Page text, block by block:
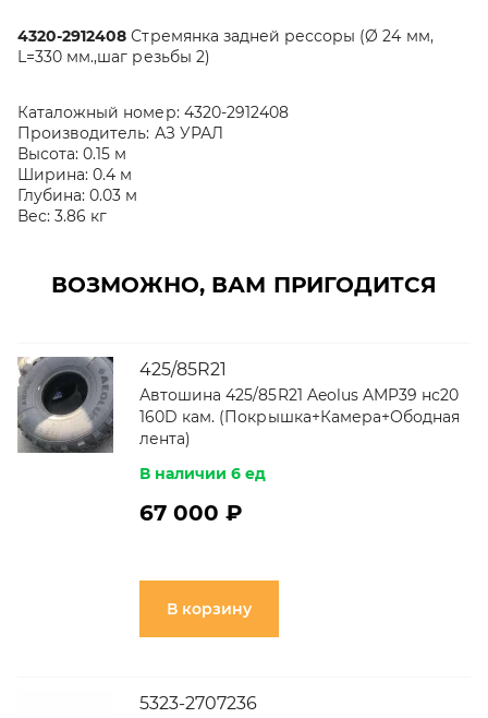
4320-2912408 Стремянка задней рессоры (Ø 24 мм,
L=330 мм.,шаг резьбы 2)
Каталожный номер: 4320-2912408
Производитель: АЗ УРАЛ
Высота: 0.15 м
Ширина: 0.4 м
Глубина: 0.03 м
Вес: 3.86 кг
ВОЗМОЖНО, ВАМ ПРИГОДИТСЯ
425/85R21
Автошина 425/85R21 Aeolus AMP39 нс20
160D кам. (Покрышка+Камера+Ободная
лента)
В наличии 6 ед
67 000 ₽
В корзину
5323-2707236